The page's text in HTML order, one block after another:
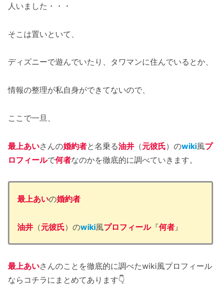
人いました・・・
そこは置いといて、
ディズニーで遊んでいたり、タワマンに住んでいるとか、
情報の整理が私自身ができてないので、
ここで一旦、
最上あいさんの婚約者と名乗る油井 （元彼氏）のwiki風プ
ロフィールで何者なのかを徹底的に調べていきます。
最上あいの婚約者
油井 （元彼氏）のwiki風プロフィール『何者 』
最上あいさんのことを徹底的に調べたwiki風プロフィール
ならコチラにまとめてあります👇